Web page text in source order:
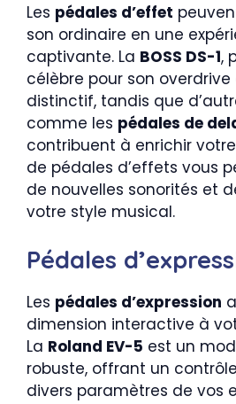
Les pédales d’effet
son ordinaire en une
captivante. La BOSS DS-1,
célèbre pour son
distinctif, tandis que
comme les pédales de
contribuent à enrichir
de pédales d’effets vous
de nouvelles sonorités et
votre style musical.
Pédales
Les pédales d’expression
dimension interactive à
La Roland EV-5 est un
robuste, offrant un
divers paramètres de vos